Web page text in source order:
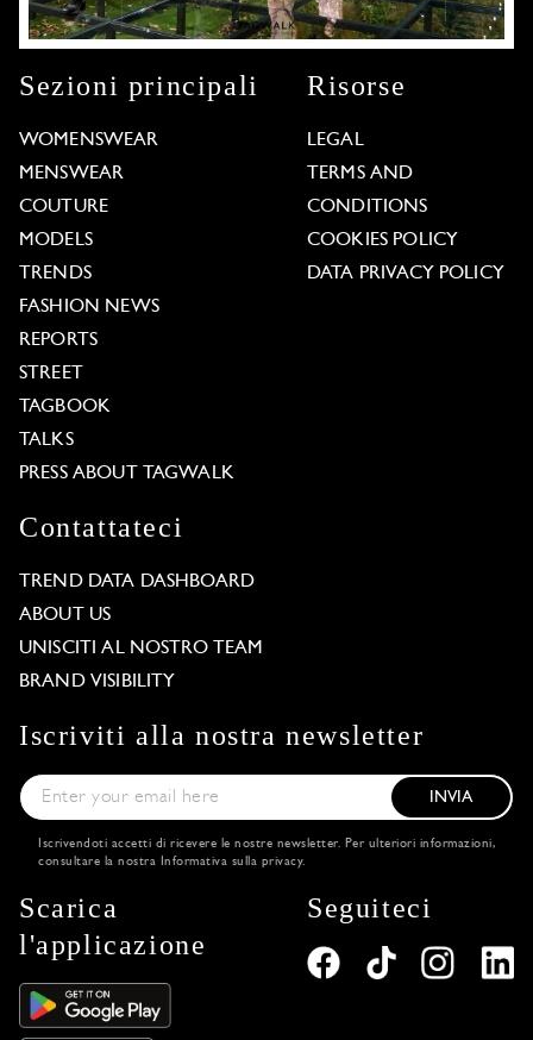
Sezioni principali
WOMENSWEAR
MENSWEAR
COUTURE
MODELS
TRENDS
FASHION NEWS
REPORTS
STREET
TAGBOOK
TALKS
PRESS ABOUT TAGWALK
Risorse
LEGAL
TERMS AND
CONDITIONS
COOKIES POLICY
DATA PRIVACY POLICY
Contattateci
TREND DATA DASHBOARD
ABOUT US
UNISCITI AL NOSTRO TEAM
BRAND VISIBILITY
Iscriviti alla nostra newsletter
INVIA
Iscrivendoti accetti di ricevere le nostre newsletter. Per ulteriori informazioni,
consultare la nostra
Informativa sulla privacy.
Scarica
l'applicazione
Seguiteci